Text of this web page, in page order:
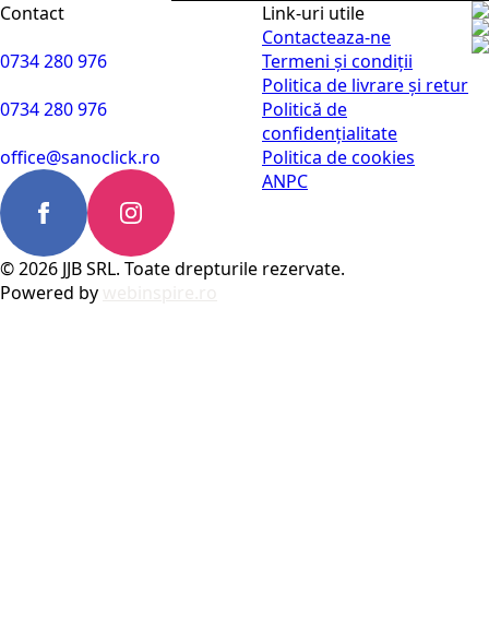
Contact
0734 280 976
0734 280 976
office@sanoclick.ro
Link-uri utile
Contacteaza-ne
Termeni și condiții
Politica de livrare și retur
Politică de
confidențialitate
Politica de cookies
ANPC
© 2026 JJB SRL. Toate drepturile rezervate.
Powered by